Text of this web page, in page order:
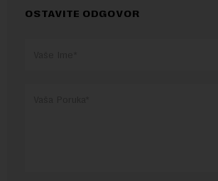
OSTAVITE ODGOVOR